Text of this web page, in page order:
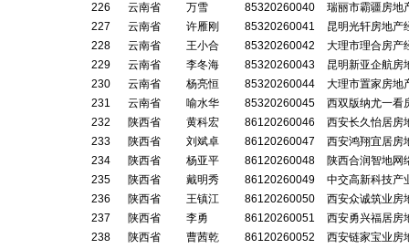
226
云南省 万雪 85320260040
瑞丽市霸疆房地
227
云南省 许雁刚 85320260041
昆明光轩房地产
228
云南省 王小合 85320260042
大理市理合房产
229
云南省 李冬海 85320260043
昆明新亚企航房
230
云南省 杨亮恒 85320260044
大理市置家房地
231
云南省 喻水华 85320260045
西双版纳尤一看
232
陕西省 黄科宏 86120260046
西安长久怡居房
233
陕西省 刘斌卓 86120260047
西安鸿翔宜居房
234
陕西省 杨亚平 86120260048
陕西合润智地网
235
陕西省 戴明秀 86120260049
中交高新科技产
236
陕西省 王镇江 86120260050
西安众诚筑业房
237
陕西省 李勇 86120260051
西安勇兴福居房
238
陕西省 曹茜乾 86120260052
西安链家宝业房